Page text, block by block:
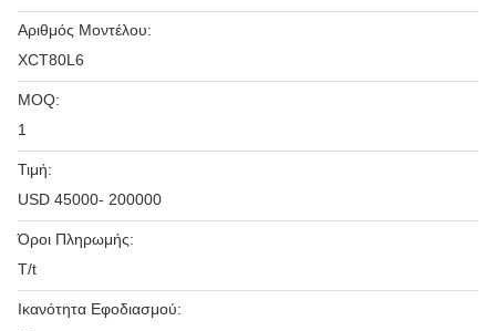
Αριθμός Μοντέλου:
XCT80L6
MOQ:
1
Τιμή:
USD 45000- 200000
Όροι Πληρωμής:
T/t
Ικανότητα Εφοδιασμού: